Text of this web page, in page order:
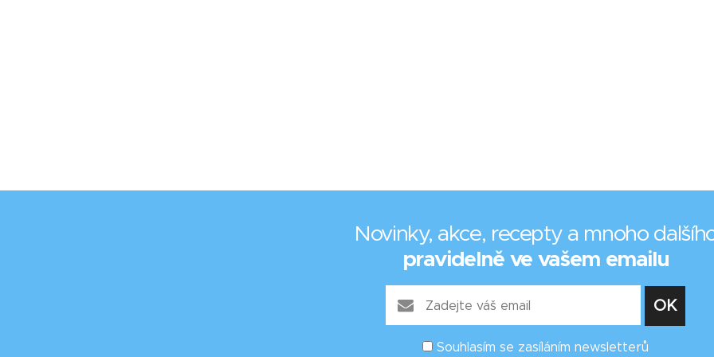
Novinky, akce, recepty a mnoho
pravidelně ve vašem emailu
Souhlasím se zasíláním newsletterů